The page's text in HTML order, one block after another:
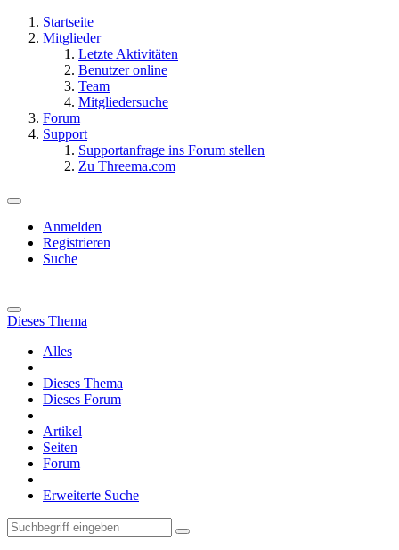
Startseite
Mitglieder
Letzte Aktivitäten
Benutzer online
Team
Mitgliedersuche
Forum
Support
Supportanfrage ins Forum stellen
Zu Threema.com
Anmelden
Registrieren
Suche
Dieses Thema
Alles
Dieses Thema
Dieses Forum
Artikel
Seiten
Forum
Erweiterte Suche